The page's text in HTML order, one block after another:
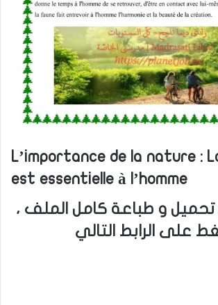
L’importance de la nature :
est essentielle à l’homme
و طباعة كامل الملف ،
على الرابط التالي